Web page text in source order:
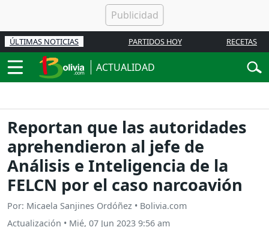
ÚLTIMAS NOTICIAS PARTIDOS HOY RECETAS
ACTUALIDAD
Reportan que las autoridades
aprehendieron al jefe de
Análisis e Inteligencia de la
FELCN por el caso narcoavión
Por: Micaela Sanjines Ordóñez • Bolivia.com
Actualización • Mié, 07 Jun 2023 9:56 am